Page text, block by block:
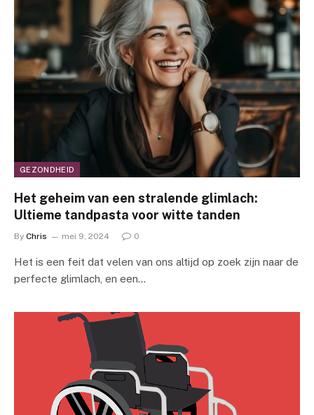
GEZONDHEID
Het geheim van een stralende glimlach:
Ultieme tandpasta voor witte tanden
By Chris mei 9, 2024 0
Het is een feit dat velen van ons altijd op zoek zijn naar de
perfecte glimlach, en een…